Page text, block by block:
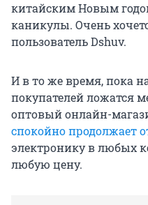
китайским Новым
каникулы. Очень
пользователь Dshuv.
И в то же время, пока
покупателей ложатся
оптовый онлайн-
спокойно продолжает
электронику в любых
любую цену.